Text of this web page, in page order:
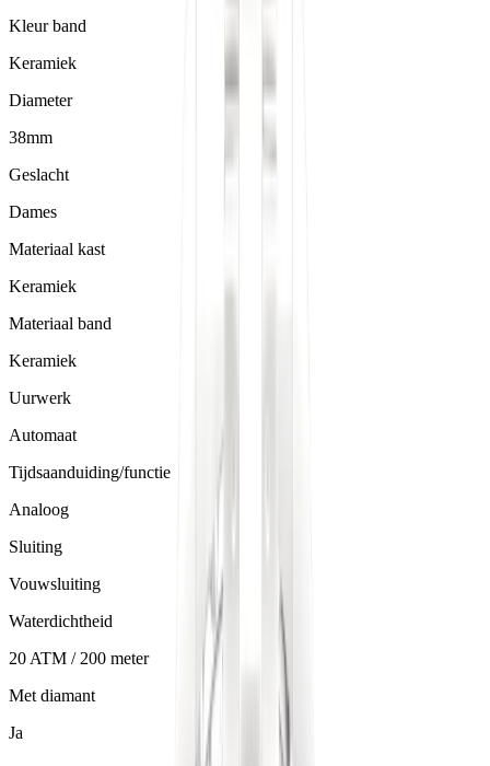
Kleur band
Keramiek
Diameter
38mm
Geslacht
Dames
Materiaal kast
Keramiek
Materiaal band
Keramiek
Uurwerk
Automaat
Tijdsaanduiding/functie
Analoog
Sluiting
Vouwsluiting
Waterdichtheid
20 ATM / 200 meter
Met diamant
Ja